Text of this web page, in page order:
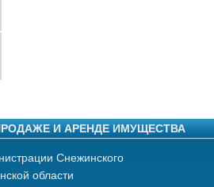
И АРЕНДЕ ИМУЩЕСТВА
Снежинского
области